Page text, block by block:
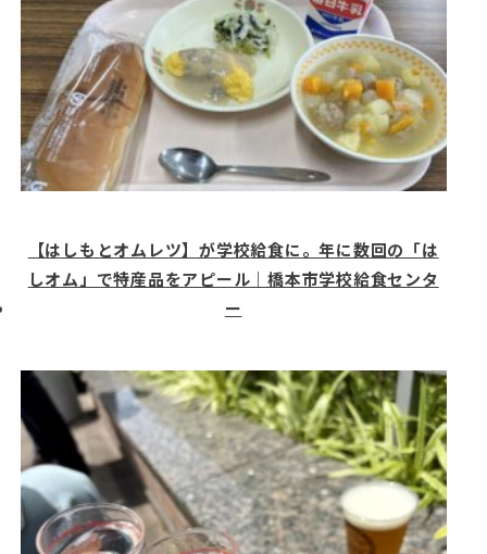
【はしもとオムレツ】が学校給食に。年に数回の「は
しオム」で特産品をアピール｜橋本市学校給食センタ
ー